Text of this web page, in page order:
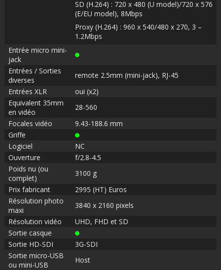
SD (H.264) : 720 x 480 (U model)/720 x 576
(E/EU model), 8Mbps
Proxy (H.264) : 960 x 540/480 x 270, 3 –
1.2Mbps
Entrée micro mini-
jack
Entrées / Sorties
diverses
remote 2.5mm (mini-jack), RJ-45
Entrées XLR
oui (x2)
Equivalent 35mm
en vidéo
28-560
Focales vidéo
9.43-188.6 mm
Griffe
Logiciel
NC
Ouverture
f/2.8-4.5
Poids nu (ou
complet)
3100 g
Prix fabricant
2995 (HT) Euros
Résolution photo
maxi
3840 x 2160 pixels
Résolution vidéo
UHD, FHD et SD
Sortie casque
Sortie HD-SDI
3G-SDI
Sortie micro-USB
ou mini-USB
Host